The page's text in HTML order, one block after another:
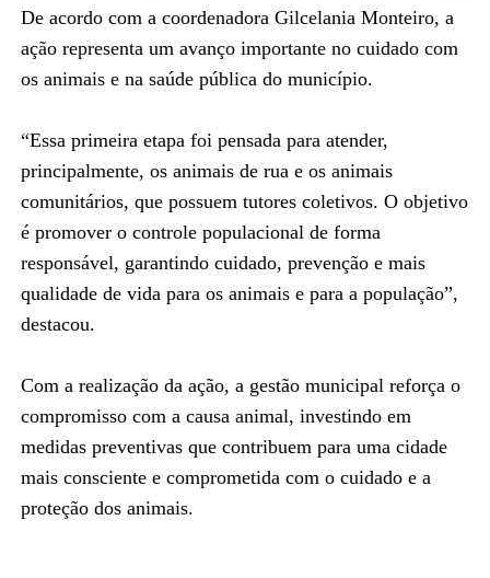
De acordo com a coordenadora Gilcelania Monteiro, a
ação representa um avanço importante no cuidado com
os animais e na saúde pública do município.
“Essa primeira etapa foi pensada para atender,
principalmente, os animais de rua e os animais
comunitários, que possuem tutores coletivos. O objetivo
é promover o controle populacional de forma
responsável, garantindo cuidado, prevenção e mais
qualidade de vida para os animais e para a população”,
destacou.
Com a realização da ação, a gestão municipal reforça o
compromisso com a causa animal, investindo em
medidas preventivas que contribuem para uma cidade
mais consciente e comprometida com o cuidado e a
proteção dos animais.